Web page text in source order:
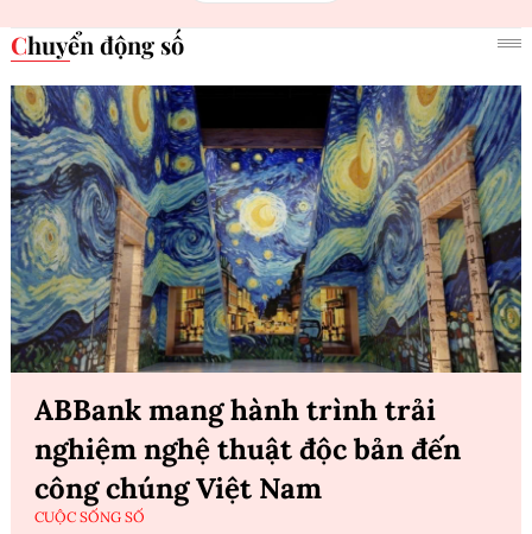
Chuyển động số
ABBank mang hành trình trải
nghiệm nghệ thuật độc bản đến
công chúng Việt Nam
CUỘC SỐNG SỐ